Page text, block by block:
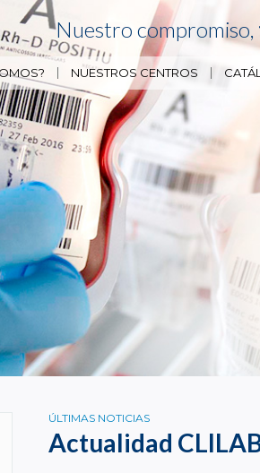
Nuestro compromiso,
NUESTROS CENTROS
ÚLTIMAS NOTICIAS
Actualidad